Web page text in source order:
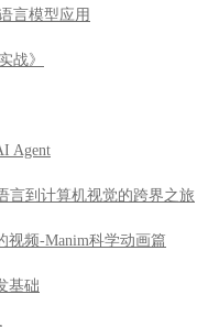
频-Manim科学动画篇
基础
控算法
编程
：基于真实场景的数据
模型